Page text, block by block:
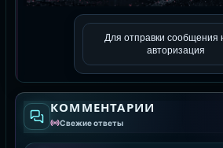
Для отправки сообщения
авторизация
КОММЕНТАРИИ
Свежие ответы